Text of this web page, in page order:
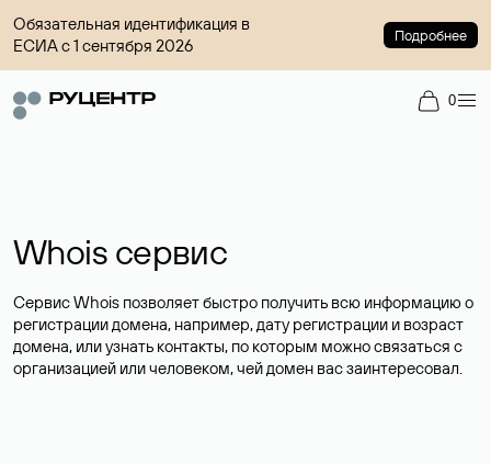
Обязательная идентификация в
ЕСИА с 1 сентября 2026
Подробнее
0
Whois сервис
Сервис Whois позволяет быстро получить всю информацию о
регистрации домена, например, дату регистрации и возраст
домена, или узнать контакты, по которым можно связаться с
организацией или человеком, чей домен вас заинтересовал.